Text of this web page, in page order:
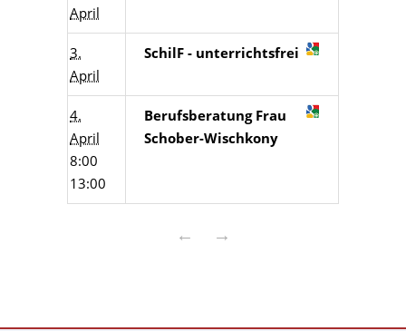
April
3.
April
SchilF - unterrichtsfrei
4.
April
8:00
13:00
Berufsberatung Frau
Schober-Wischkony
← →